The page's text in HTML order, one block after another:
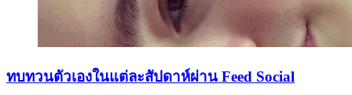
ทบทวนตัวเองในแต่ละสัปดาห์ผ่าน Feed Social